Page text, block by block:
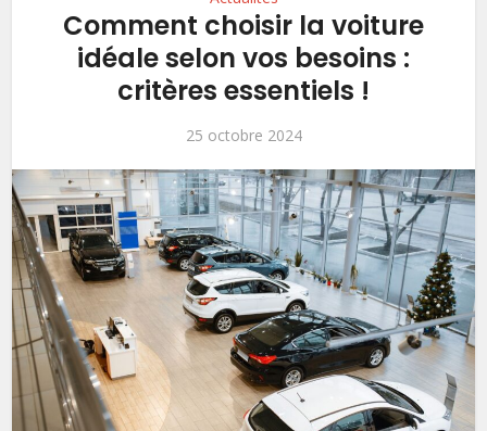
Comment choisir la voiture
idéale selon vos besoins :
critères essentiels !
25 octobre 2024